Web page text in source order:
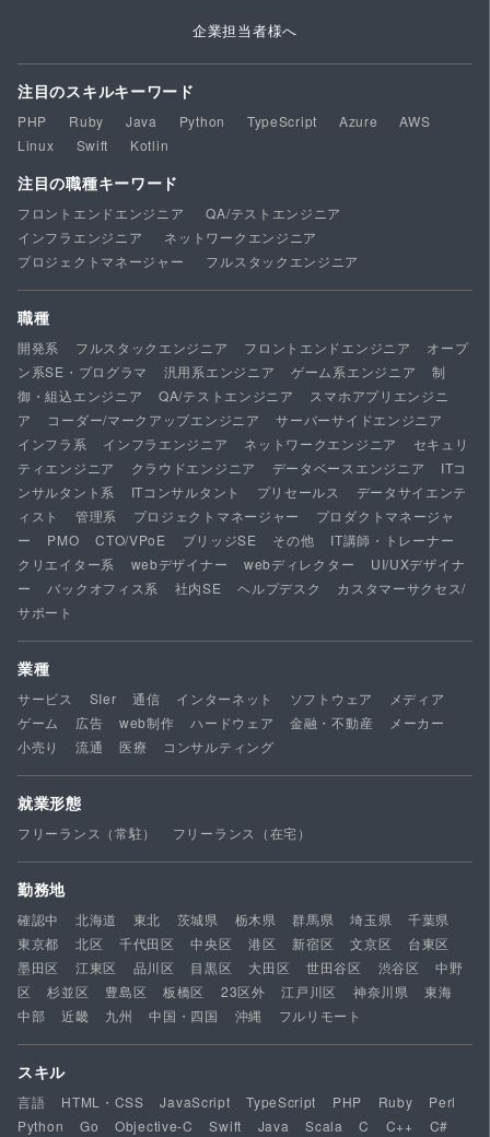
企業担当者様へ
注目のスキルキーワード
PHP Ruby Java Python TypeScript Azure
AWS
Linux
Swift Kotlin
注目の職種キーワード
フロントエンドエンジニア
QA/テストエンジニア
インフラエンジニア
ネットワークエンジニア
プロジェクトマネージャー
フルスタックエンジニア
職種
開発系 フルスタックエンジニア フロントエンドエンジニア
オープ
ン系SE・プログラマ
汎用系エンジニア ゲーム系エンジニア
制
御・組込エンジニア
QA/テストエンジニア
スマホアプリエンジニ
ア
コーダー/マークアップエンジニア
サーバーサイドエンジニア
インフラ系
インフラエンジニア ネットワークエンジニア
セキュリ
ティエンジニア
クラウドエンジニア データベースエンジニア
ITコ
ンサルタント系
ITコンサルタント プリセールス
データサイエンテ
ィスト
管理系 プロジェクトマネージャー
プロダクトマネージャ
ー
PMO CTO/VPoE ブリッジSE その他
IT講師・トレーナー
クリエイター系
webデザイナー webディレクター
UI/UXデザイナ
ー
バックオフィス系 社内SE ヘルプデスク
カスタマーサクセス/
サポート
業種
サービス SIer 通信 インターネット ソフトウェア
メディア
ゲーム
広告 web制作 ハードウェア 金融・不動産
メーカー
小売り
流通 医療 コンサルティング
就業形態
フリーランス（常駐） フリーランス（在宅）
勤務地
確認中 北海道 東北 茨城県 栃木県 群馬県 埼玉県
千葉県
東京都
北区 千代田区 中央区 港区 新宿区 文京区
台東区
墨田区
江東区 品川区 目黒区 大田区 世田谷区 渋谷区
中野
区
杉並区 豊島区 板橋区 23区外 江戸川区 神奈川県
東海
中部
近畿 九州 中国・四国 沖縄 フルリモート
スキル
言語 HTML・CSS JavaScript TypeScript PHP Ruby
Perl
Python
Go Objective-C Swift Java Scala C C++
C#